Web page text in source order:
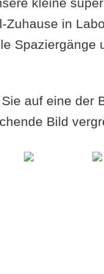
Zuhause in
Spaziergänge
auf eine der
Bild